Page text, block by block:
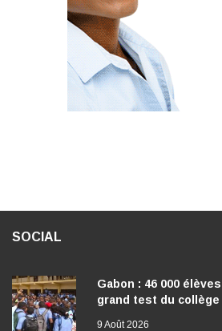
SOCIAL
Gabon : 46 000
grand test du collège
9 Août 2026